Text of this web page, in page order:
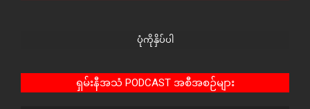
ပုံကိုနှိပ်ပါ
ရှမ်းနီအသံ PODCAST အစီအစဉ်များ